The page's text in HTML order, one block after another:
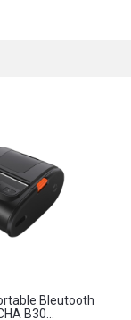
Bleutooth
B30...